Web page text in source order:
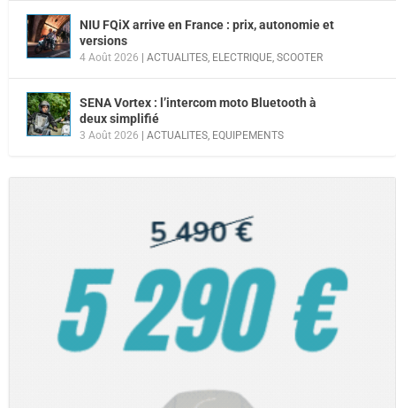
NIU FQiX arrive en France : prix, autonomie et
versions
4 Août 2026 ACTUALITES, ELECTRIQUE, SCOOTER
SENA Vortex : l’intercom moto Bluetooth à
deux simplifié
3 Août 2026 ACTUALITES, EQUIPEMENTS